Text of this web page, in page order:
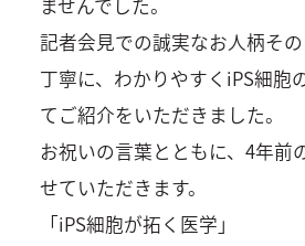
ませんでした。
記者会見での誠実なお人柄そ
丁寧に、わかりやすくiPS細胞
てご紹介をいただきました。
お祝いの言葉とともに、4年前
せていただきます。
「iPS細胞が拓く医学」